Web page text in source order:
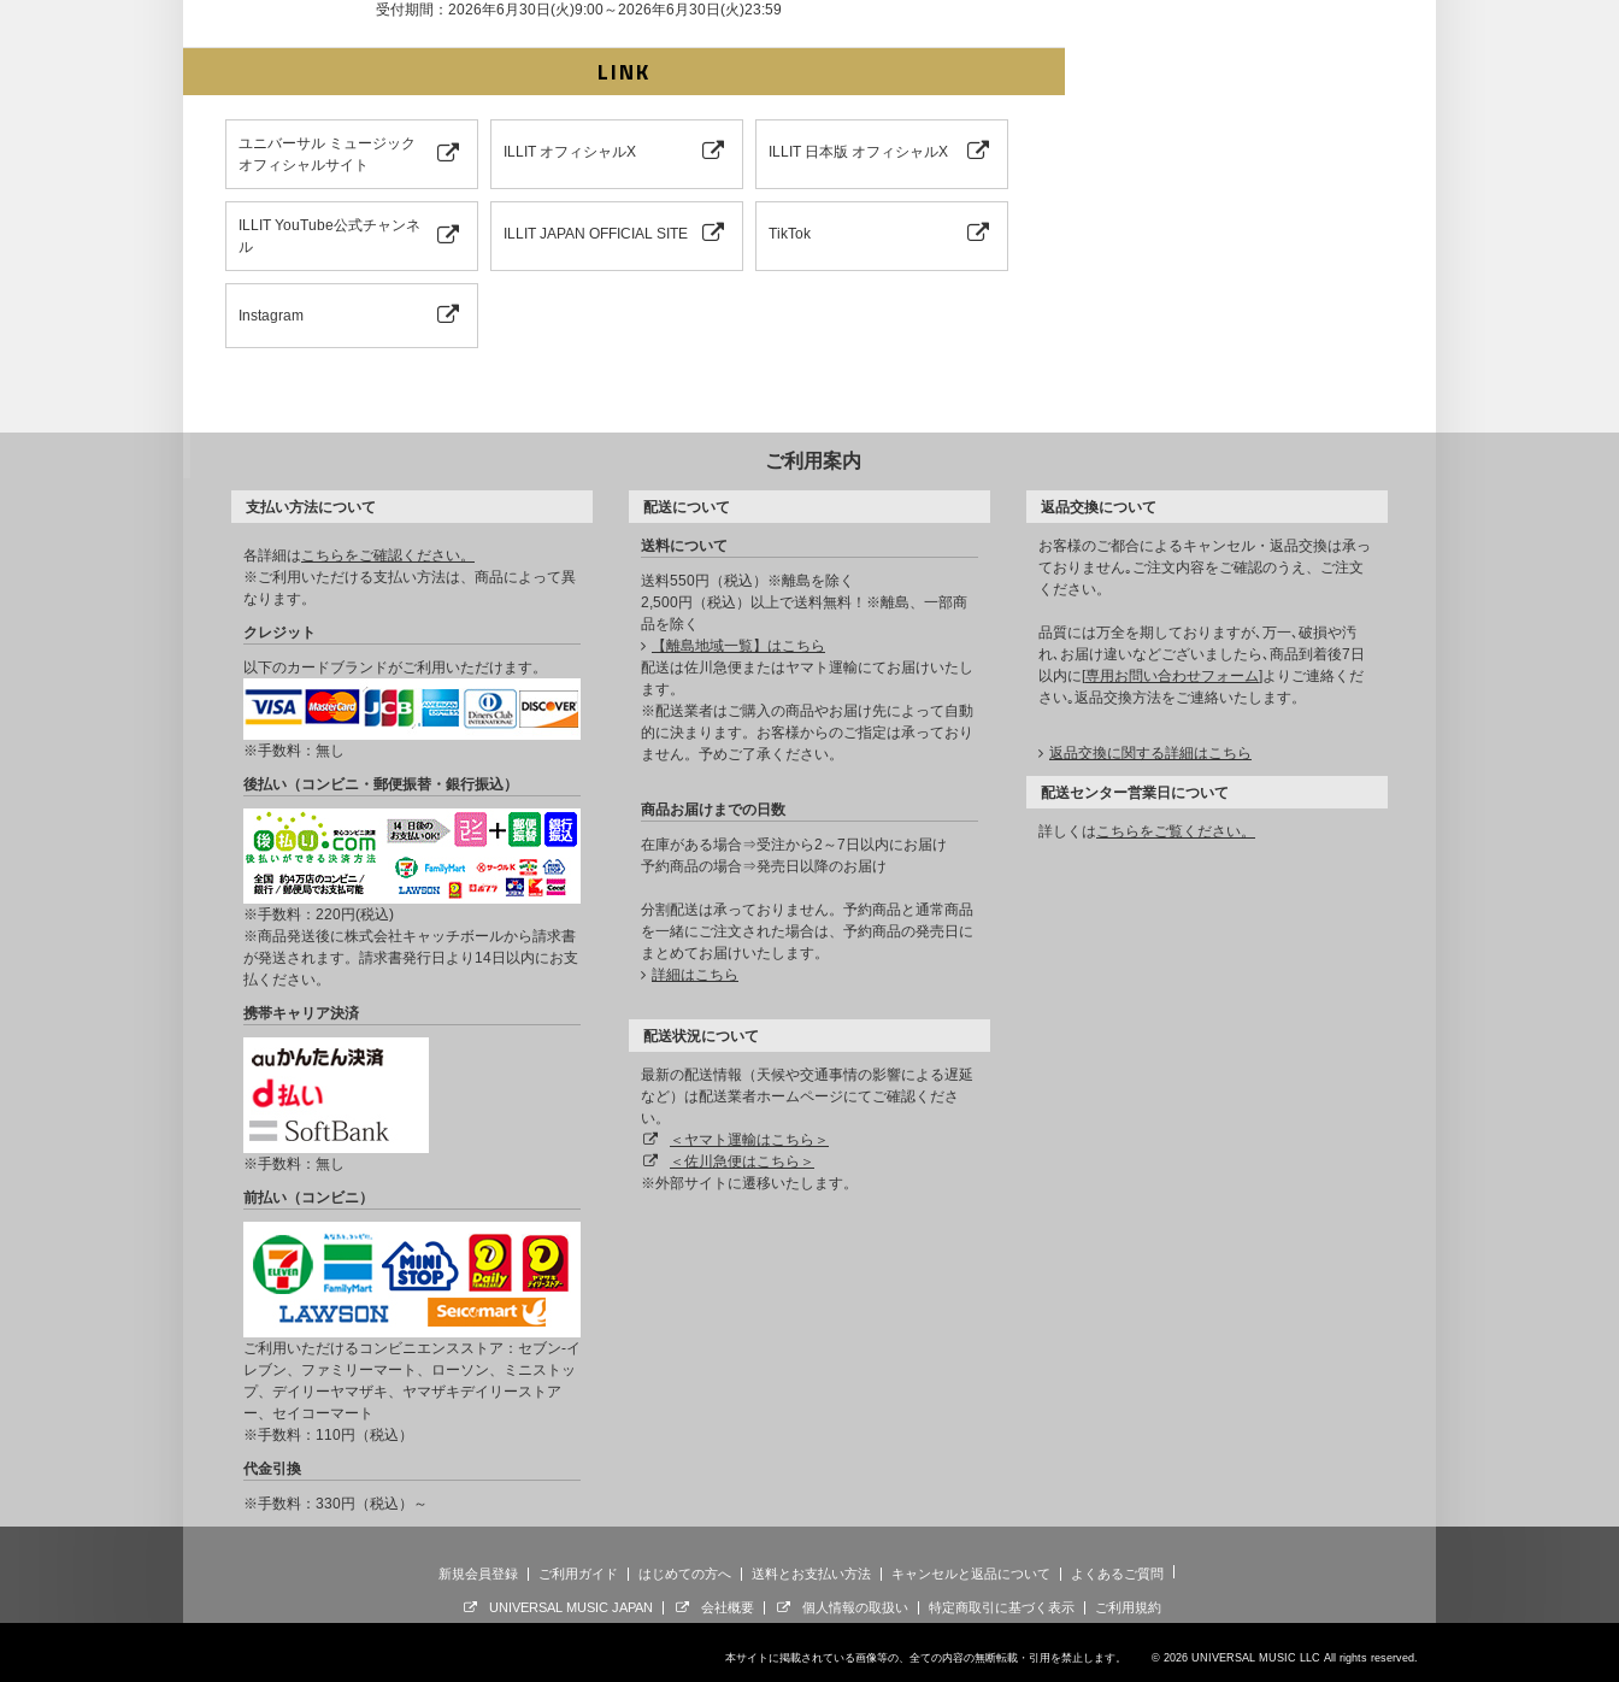
受付期間：2026年6月30日(火)9:00～2026年6月30日(火)23:59
LINK
ユニバーサル ミュージック
オフィシャルサイト
ILLIT オフィシャルX ILLIT 日本版 オフィシャルX
ILLIT YouTube公式チャンネ
ル
ILLIT JAPAN OFFICIAL SITE TikTok
Instagram
ご利用案内
支払い方法について
各詳細はこちらをご確認ください。
※ご利用いただける支払い方法は、商品によって異
なります。
クレジット
以下のカードブランドがご利用いただけます。
※手数料：無し
後払い（コンビニ・郵便振替・銀行振込）
※手数料：220円(税込)
※商品発送後に株式会社キャッチボールから請求書
が発送されます。請求書発行日より14日以内にお支
払ください。
携帯キャリア決済
※手数料：無し
前払い（コンビニ）
ご利用いただけるコンビニエンスストア：セブン-イ
レブン、ファミリーマート、ローソン、ミニストッ
プ、デイリーヤマザキ、ヤマザキデイリーストア
ー、セイコーマート
※手数料：110円（税込）
代金引換
※手数料：330円（税込）～
配送について
送料について
送料550円（税込）※離島を除く
2,500円（税込）以上で送料無料！※離島、一部商
品を除く
【離島地域一覧】はこちら
配送は佐川急便またはヤマト運輸にてお届けいたし
ます。
※配送業者はご購入の商品やお届け先によって自動
的に決まります。お客様からのご指定は承っており
ません。予めご了承ください。
商品お届けまでの日数
在庫がある場合⇒受注から2～7日以内にお届け
予約商品の場合⇒発売日以降のお届け
分割配送は承っておりません。予約商品と通常商品
を一緒にご注文された場合は、予約商品の発売日に
まとめてお届けいたします。
詳細はこちら
配送状況について
最新の配送情報（天候や交通事情の影響による遅延
など）は配送業者ホームページにてご確認くださ
い。
＜ヤマト運輸はこちら＞
＜佐川急便はこちら＞
※外部サイトに遷移いたします。
返品交換について
お客様のご都合によるキャンセル・返品交換は承っ
ておりません｡ご注文内容をご確認のうえ、ご注文
ください。
品質には万全を期しておりますが､万一､破損や汚
れ､お届け違いなどございましたら､商品到着後7日
以内に[専用お問い合わせフォーム]よりご連絡くだ
さい｡返品交換方法をご連絡いたします。
返品交換に関する詳細はこちら
配送センター営業日について
詳しくはこちらをご覧ください。
新規会員登録 ご利用ガイド はじめての方へ 送料とお支払い方法 キャンセルと返品について よくあるご質問
UNIVERSAL MUSIC JAPAN 会社概要 個人情報の取扱い 特定商取引に基づく表示 ご利用規約
本サイトに掲載されている画像等の、全ての内容の無断転載・引用を禁止します。 © 2026 UNIVERSAL MUSIC LLC All rights reserved.